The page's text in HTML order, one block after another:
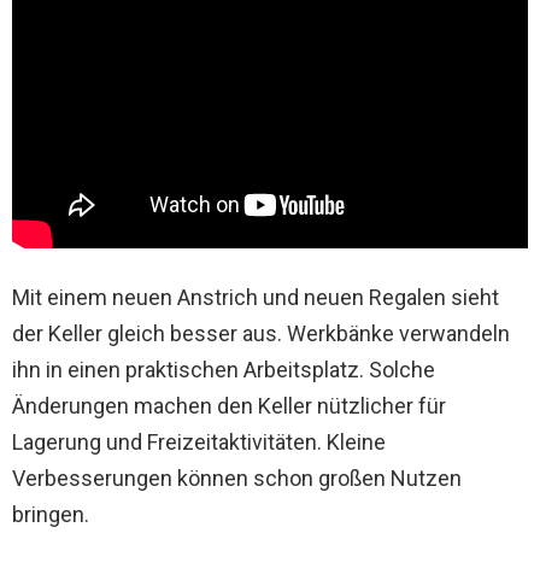
Mit einem neuen Anstrich und neuen Regalen sieht
der Keller gleich besser aus. Werkbänke verwandeln
ihn in einen praktischen Arbeitsplatz. Solche
Änderungen machen den Keller nützlicher für
Lagerung und Freizeitaktivitäten. Kleine
Verbesserungen können schon großen Nutzen
bringen.